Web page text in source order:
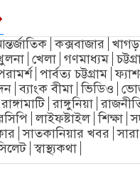
কক্সবাজার
খেলা গণমাধ্যম
পার্বত্য চট্টগ্রাম
ব্যাংক বীমা ভিডিও
রাঙ্গামাটি রাঙ্গুনিয়া
লাইফষ্টাইল শিক্ষা
সাতকানিয়ার খবর
স্বাস্থ্যকথা